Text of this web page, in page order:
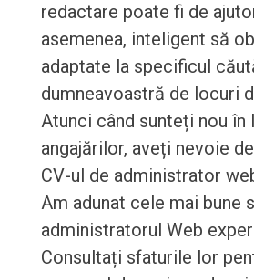
redactare poate fi de
asemenea, inteligent să
adaptate la specificul
dumneavoastră de locuri
Atunci când sunteți nou în
angajărilor, aveți nevoie
CV-ul de administrator
Am adunat cele mai bune
administratorul Web
Consultați sfaturile lor